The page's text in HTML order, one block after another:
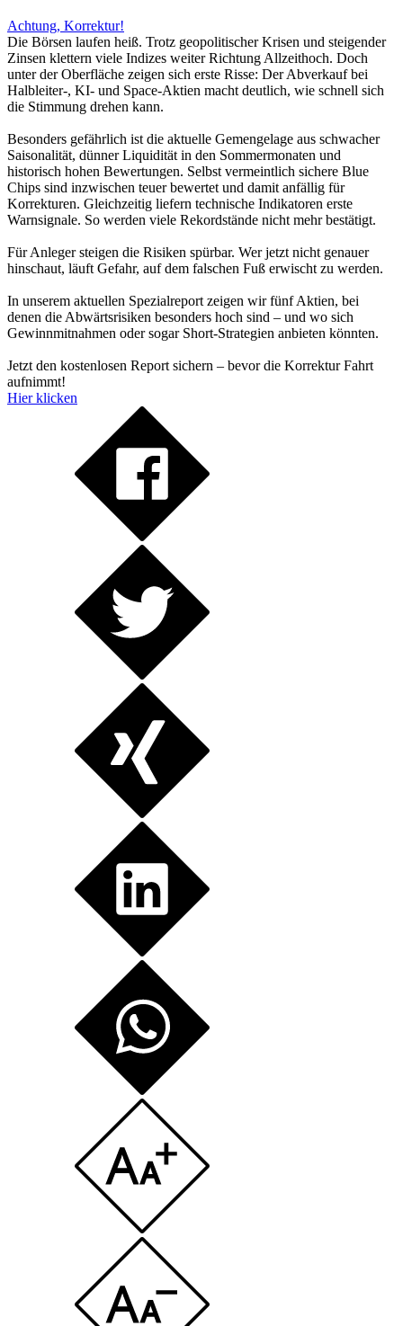
Achtung, Korrektur!
Die Börsen laufen heiß. Trotz geopolitischer Krisen und steigender
Zinsen klettern viele Indizes weiter Richtung Allzeithoch. Doch
unter der Oberfläche zeigen sich erste Risse: Der Abverkauf bei
Halbleiter-, KI- und Space-Aktien macht deutlich, wie schnell sich
die Stimmung drehen kann.
Besonders gefährlich ist die aktuelle Gemengelage aus schwacher
Saisonalität, dünner Liquidität in den Sommermonaten und
historisch hohen Bewertungen. Selbst vermeintlich sichere Blue
Chips sind inzwischen teuer bewertet und damit anfällig für
Korrekturen. Gleichzeitig liefern technische Indikatoren erste
Warnsignale. So werden viele Rekordstände nicht mehr bestätigt.
Für Anleger steigen die Risiken spürbar. Wer jetzt nicht genauer
hinschaut, läuft Gefahr, auf dem falschen Fuß erwischt zu werden.
In unserem aktuellen Spezialreport zeigen wir fünf Aktien, bei
denen die Abwärtsrisiken besonders hoch sind – und wo sich
Gewinnmitnahmen oder sogar Short-Strategien anbieten könnten.
Jetzt den kostenlosen Report sichern – bevor die Korrektur Fahrt
aufnimmt!
Hier klicken